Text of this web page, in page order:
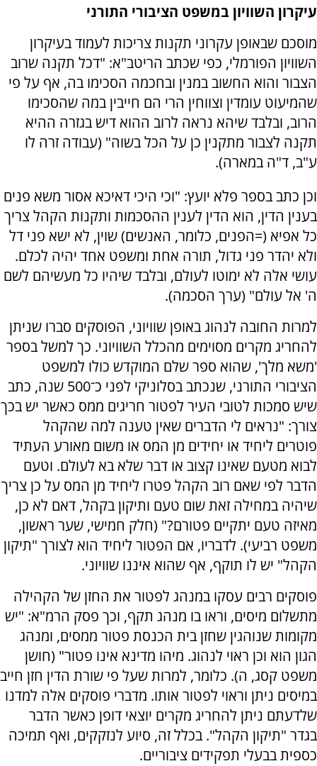
עיקרון השוויון במשפט הציבורי התורני
מוסכם שבאופן עקרוני תקנות צריכות לעמוד בעיקרון
השוויון הפורמלי, כפי שכתב הריטב"א: "דכל תקנה שרוב
הצבור והוא החשוב במנין ובחכמה הסכימו בה, אף על פי
שהמיעוט עומדין וצווחין הרי הם חייבין במה שהסכימו
הרוב, ובלבד שיהא נראה לרוב ההוא דיש בגזרה ההיא
תקנה לצבור מתקנין כן על הכל בשוה" (עבודה זרה לו
ע"ב, ד"ה במארה).
וכן כתב בספר פלא יועץ: "וכי היכי דאיכא אסור משא פנים
בענין הדין, הוא הדין לענין ההסכמות ותקנות הקהל צריך
כל אפיא (=הפנים, כלומר, האנשים) שוין, לא ישא פני דל
ולא יהדר פני גדול, תורה אחת ומשפט אחד יהיה לכלם.
עושי אלה לא ימוטו לעולם, ובלבד שיהיו כל מעשיהם לשם
ה' אל עולם" (ערך הסכמה).
למרות החובה לנהוג באופן שוויוני, הפוסקים סברו שניתן
להחריג מקרים מסוימים מהכלל השוויוני. כך למשל בספר
'משא מלך', שהוא ספר שלם המוקדש כולו למשפט
הציבורי התורני, שנכתב בסלוניקי לפני כ־500 שנה, כתב
שיש סמכות לטובי העיר לפטור חריגים ממס כאשר יש בכך
צורך: "נראים לי הדברים שאין טענה למה שהקהל
פוטרים ליחיד או יחידים מן המס או משום מאורע העתיד
לבוא מטעם שאינו קצוב או דבר שלא בא לעולם. וטעם
הדבר לפי שאם רוב הקהל פטרו ליחיד מן המס על כן צריך
שיהיה במחילה זאת שום טעם ותיקון בקהל, דאם לא כן,
מאיזה טעם יתקיים פטורם?" (חלק חמישי, שער ראשון,
משפט רביעי). לדבריו, אם הפטור ליחיד הוא לצורך "תיקון
הקהל" יש לו תוקף, אף שהוא איננו שוויוני.
פוסקים רבים עסקו במנהג לפטור את החזן של הקהילה
מתשלום מיסים, וראו בו מנהג תקף, וכך פסק הרמ"א: "יש
מקומות שנוהגין שחזן בית הכנסת פטור ממסים, ומנהג
הגון הוא וכן ראוי לנהוג. מיהו מדינא אינו פטור" (חושן
משפט קסג, ה). כלומר, למרות שעל פי שורת הדין חזן חייב
במיסים ניתן וראוי לפטור אותו. מדברי פוסקים אלה למדנו
שלדעתם ניתן להחריג מקרים יוצאי דופן כאשר הדבר
בגדר "תיקון הקהל". בכלל זה, סיוע לנזקקים, ואף תמיכה
כספית בבעלי תפקידים ציבוריים.